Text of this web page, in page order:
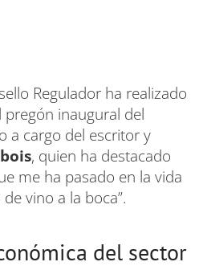
Regulador ha realizado
inaugural del
a cargo del escritor y
, quien ha destacado
me ha pasado en la vida
vino a la boca”.
del sector